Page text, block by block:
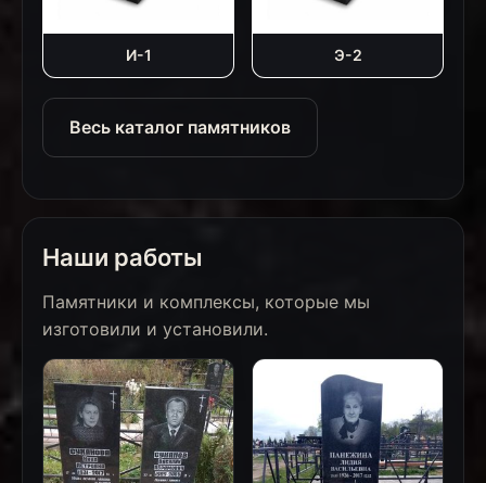
И-1 Э-2
Весь каталог памятников
Наши работы
Памятники и комплексы, которые мы
изготовили и установили.